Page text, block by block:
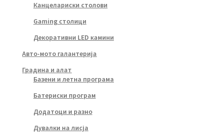
Канцелариски столови
Gaming столици
Декоративни LED камини
Авто-мото галантерија
Градина и алат
Базени и летна програма
Батериски програм
Додатоци и разно
Дувалки на лисја